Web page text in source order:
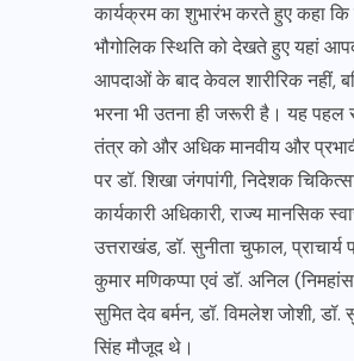
कार्यक्रम का शुभारंभ करते हुए कहा
भौगोलिक स्थिति को देखते हुए यहां
आपदाओं के बाद केवल शारीरिक नहीं,
भरना भी उतना ही जरूरी है। यह
तंत्र को और अधिक मानवीय और
पर डॉ. शिखा जंगपांगी, निदेशक
कार्यकारी अधिकारी, राज्य मानसिक
उत्तराखंड, डॉ. सुनीता चुफाल,
कुमार मणिकप्पा एवं डॉ. अनिल
सुमित देव बर्मन, डॉ. विमलेश जोशी,
सिंह मौजूद थे।